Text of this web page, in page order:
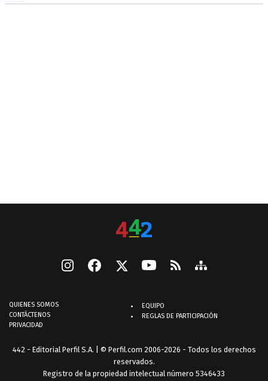
QUIENES SOMOS
CONTÁCTENOS
PRIVACIDAD
EQUIPO
REGLAS DE PARTICIPACIÓN
442 - Editorial Perfil S.A. | © Perfil.com 2006-2026 - Todos los derechos
reservados.
Registro de la propiedad intelectual número 5346433